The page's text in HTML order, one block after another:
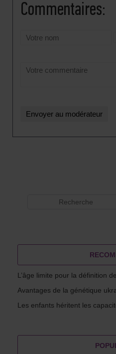
Сommentaires:
L’âge limite pour la définition
Avantages de la génétique
Les enfants héritent les